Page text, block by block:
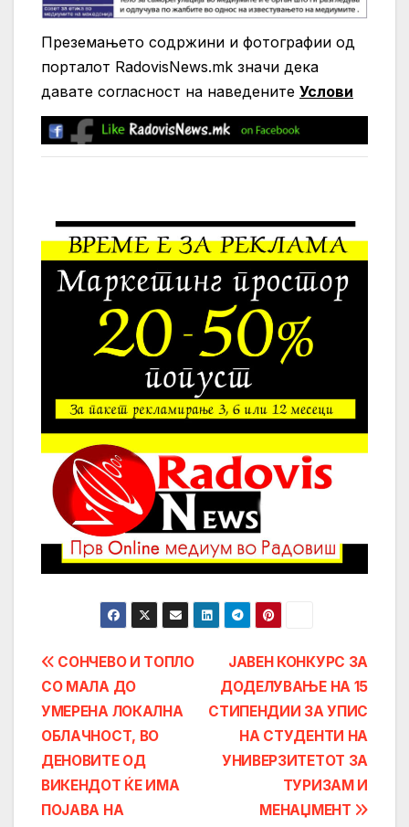
Преземањето содржини и фотографии од
порталот RadovisNews.mk значи дека
давате согласност на нaведените Услови
Post
navigation
ЈАВЕН КОНКУРС ЗА
ДОДЕЛУВАЊЕ НА 15
СТИПЕНДИИ ЗА УПИС
НА СТУДЕНТИ НА
УНИВЕРЗИТЕТОТ ЗА
ТУРИЗАМ И
МЕНАЏМЕНТ
СОНЧЕВО И ТОПЛО
СО МАЛА ДО
УМЕРЕНА ЛОКАЛНА
ОБЛАЧНОСТ, ВО
ДЕНОВИТЕ ОД
ВИКЕНДОТ ЌЕ ИМА
ПОЈАВА НА